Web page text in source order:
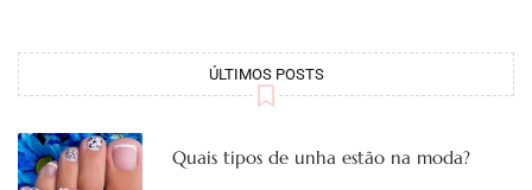
ÚLTIMOS POSTS
Quais tipos de unha estão na moda?